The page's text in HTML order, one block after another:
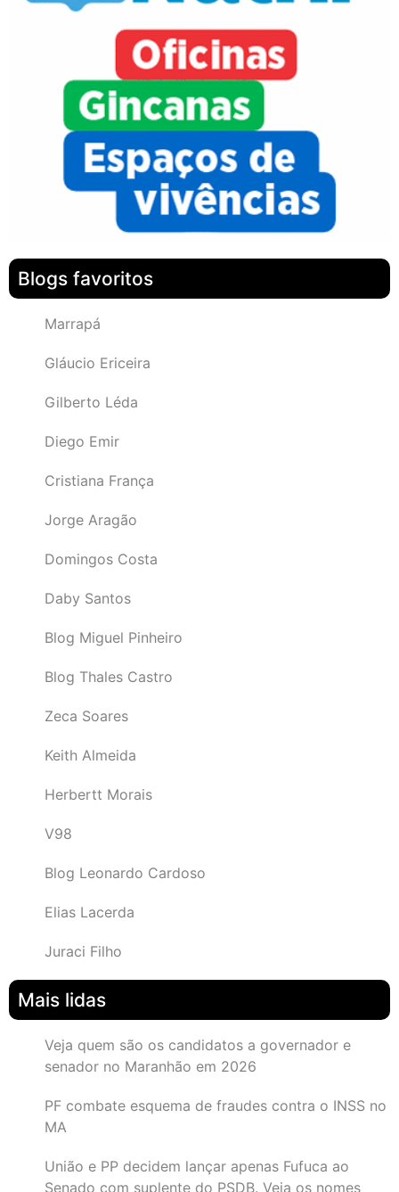
Blogs favoritos
Marrapá
Gláucio Ericeira
Gilberto Léda
Diego Emir
Cristiana França
Jorge Aragão
Domingos Costa
Daby Santos
Blog Miguel Pinheiro
Blog Thales Castro
Zeca Soares
Keith Almeida
Herbertt Morais
V98
Blog Leonardo Cardoso
Elias Lacerda
Juraci Filho
Mais lidas
Veja quem são os candidatos a governador e
senador no Maranhão em 2026
PF combate esquema de fraudes contra o INSS no
MA
União e PP decidem lançar apenas Fufuca ao
Senado com suplente do PSDB. Veja os nomes